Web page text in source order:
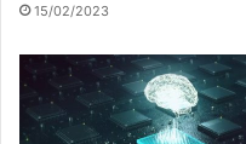
15/02/2023